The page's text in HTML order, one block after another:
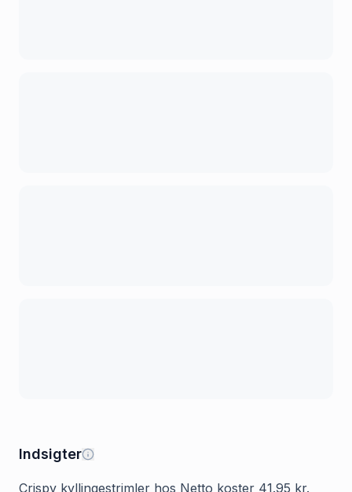
Indsigter
Crispy kyllingestrimler hos Netto koster 41.95 kr.